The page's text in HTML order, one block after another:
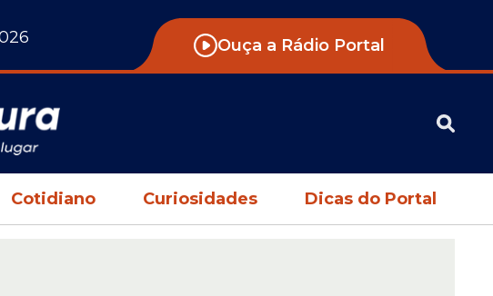
Ouça a Rádio Portal
Cotidiano Curiosidades Dicas do Portal